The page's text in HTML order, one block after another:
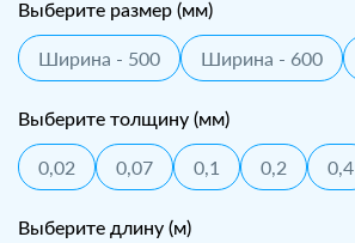
Выберите размер (мм)
Ширина - 500 Ширина - 600
Выберите толщину (мм)
0,02 0,07 0,1 0,2 0,4
Выберите длину (м)